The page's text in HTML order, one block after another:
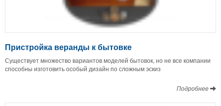
Пристройка веранды к бытовке
Существует множество вариантов моделей бытовок, но не все компании
способны изготовить особый дизайн по сложным эскиз
Подробнее